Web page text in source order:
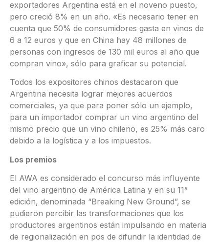
exportadores Argentina está en el noveno puesto,
pero creció 8% en un año. «Es necesario tener en
cuenta que 50% de consumidores gasta en vinos de
6 a 12 euros y que en China hay 48 millones de
personas con ingresos de 130 mil euros al año que
compran vino», sólo para graficar su potencial.
Todos los expositores chinos destacaron que
Argentina necesita lograr mejores acuerdos
comerciales, ya que para poner sólo un ejemplo,
para un importador comprar un vino argentino del
mismo precio que un vino chileno, es 25% más caro
debido a la logística y a los impuestos.
Los premios
El AWA es considerado el concurso más influyente
del vino argentino de América Latina y en su 11ª
edición, denominada “Breaking New Ground”, se
pudieron percibir las transformaciones que los
productores argentinos están impulsando en materia
de regionalización en pos de difundir la identidad de